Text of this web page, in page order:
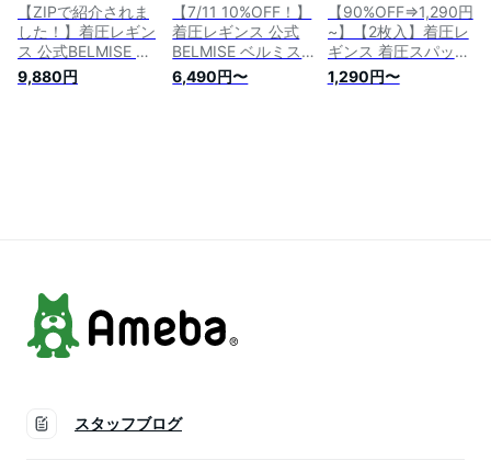
【ZIPで紹介されま
した！】着圧レギン
ス 公式BELMISE ベ
ルミス スリムレギン
ス カラー+ 2着セッ
9,880円
【7/11 10%OFF！】
着圧レギンス 公式
BELMISE ベルミス
スリムレギンス
Premium プレミアム
6,490円〜
【90%OFF⇒1,290円
~】【2枚入】着圧レ
ギンス 着圧スパッツ
レディース 補正下着
着圧 レギンス スパ
1,290円〜
スタッフブログ